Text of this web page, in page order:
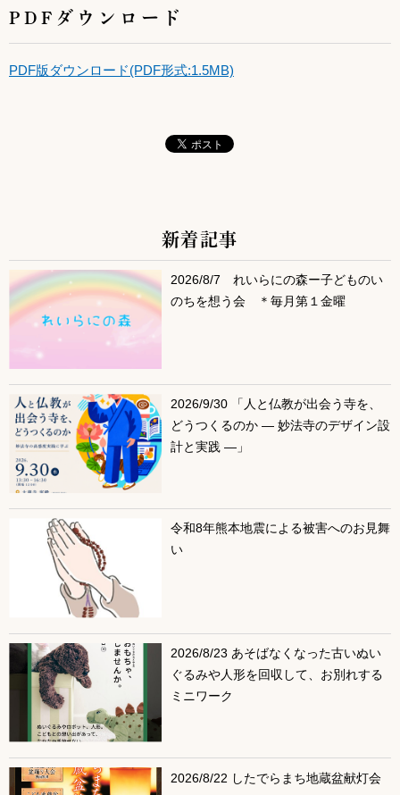
PDFダウンロード
PDF版ダウンロード(PDF形式:1.5MB)
サブコンテンツ
新着記事
2026/8/7 れいらにの森ー子どものい
のちを想う会 ＊毎月第１金曜
2026/9/30 「人と仏教が出会う寺を、
どうつくるのか ― 妙法寺のデザイン設
計と実践 ―」
令和8年熊本地震による被害へのお見舞
い
2026/8/23 あそばなくなった古いぬい
ぐるみや人形を回収して、お別れする
ミニワーク
2026/8/22 したでらまち地蔵盆献灯会